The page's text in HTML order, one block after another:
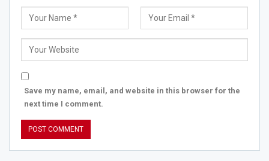
Save my name, email, and website in this browser for the
next time I comment.